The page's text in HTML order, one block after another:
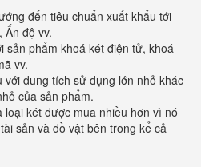
đến tiêu chuẩn xuất khẩu tới
Ấn độ vv.
sản phẩm khoá két điện tử, khoá
vv.
với dung tích sử dụng lớn nhỏ khác
của sản phẩm.
két được mua nhiều hơn vì nó
sản và đồ vật bên trong kể cả